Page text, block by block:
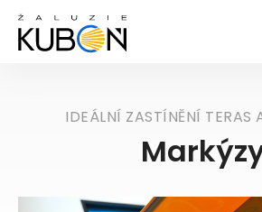
IDEÁLNÍ ZASTÍNĚNÍ TERAS